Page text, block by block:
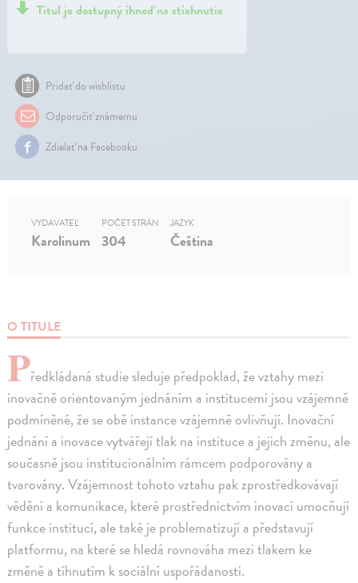
Titul je dostupný ihneď na stiahnutie
Pridať do wishlistu
Odporučiť známemu
Zdielať na Facebooku
O TITULE
Předkládaná studie sleduje předpoklad, že vztahy mezi
inovačně orientovaným jednáním a institucemi jsou vzájemně
podmíněné, že se obě instance vzájemně ovlivňují. Inovační
jednání a inovace vytvářejí tlak na instituce a jejich změnu, ale
současně jsou institucionálním rámcem podporovány a
tvarovány. Vzájemnost tohoto vztahu pak zprostředkovávají
vědění a komunikace, které prostřednictvím inovací umocňují
funkce institucí, ale také je problematizují a představují
platformu, na které se hledá rovnováha mezi tlakem ke
změně a tíhnutím k sociální uspořádanosti.
VYDAVATEĽ
Karolinum
POČET STRÁN
304
JAZYK
Čeština